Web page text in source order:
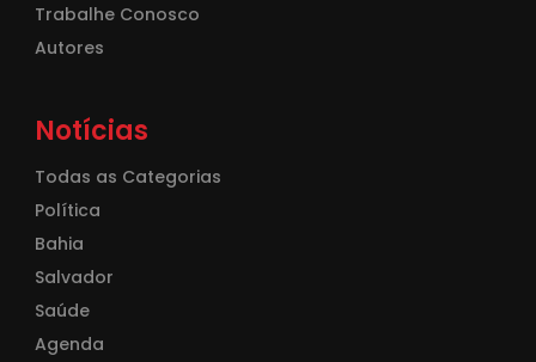
Trabalhe Conosco
Autores
Notícias
Todas as Categorias
Política
Bahia
Salvador
Saúde
Agenda